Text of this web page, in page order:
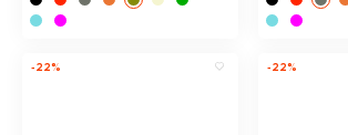
-22% -22%